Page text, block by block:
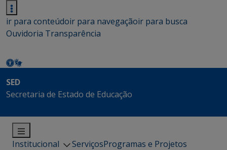
ir para conteúdoir para navegaçãoir para busca
Ouvidoria Transparência
SED
Secretaria de Estado de Educação
Institucional ServiçosProgramas e Projetos